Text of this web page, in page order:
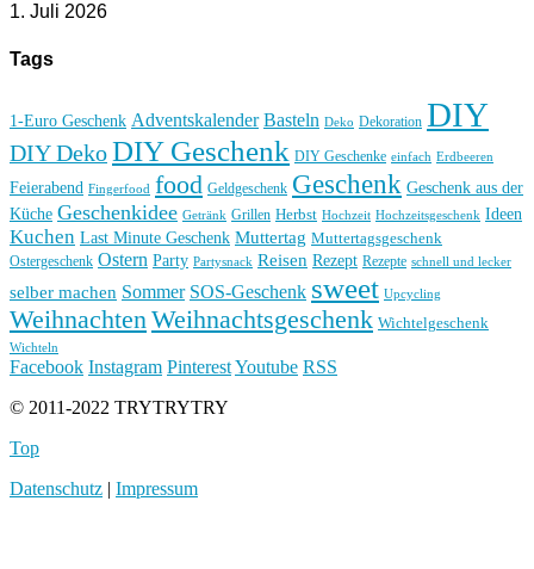
1. Juli 2026
Tags
1-Euro Geschenk Adventskalender Basteln Deko Dekoration DIY
DIY DekoDIY Geschenk DIY Geschenke einfach Erdbeeren
Feierabend Fingerfood food Geldgeschenk Geschenk Geschenk aus der
Küche Geschenkidee Getränk Grillen Herbst Hochzeit Hochzeitsgeschenk Ideen
Kuchen Last Minute Geschenk Muttertag Muttertagsgeschenk
Ostergeschenk Ostern Party Partysnack Reisen Rezept Rezepte schnell und lecker
selber machen Sommer SOS-Geschenk sweet Upcycling
WeihnachtenWeihnachtsgeschenk Wichtelgeschenk
Wichteln
Facebook Instagram PinterestYoutube RSS
© 2011-2022 TRYTRYTRY
Top
Datenschutz | Impressum